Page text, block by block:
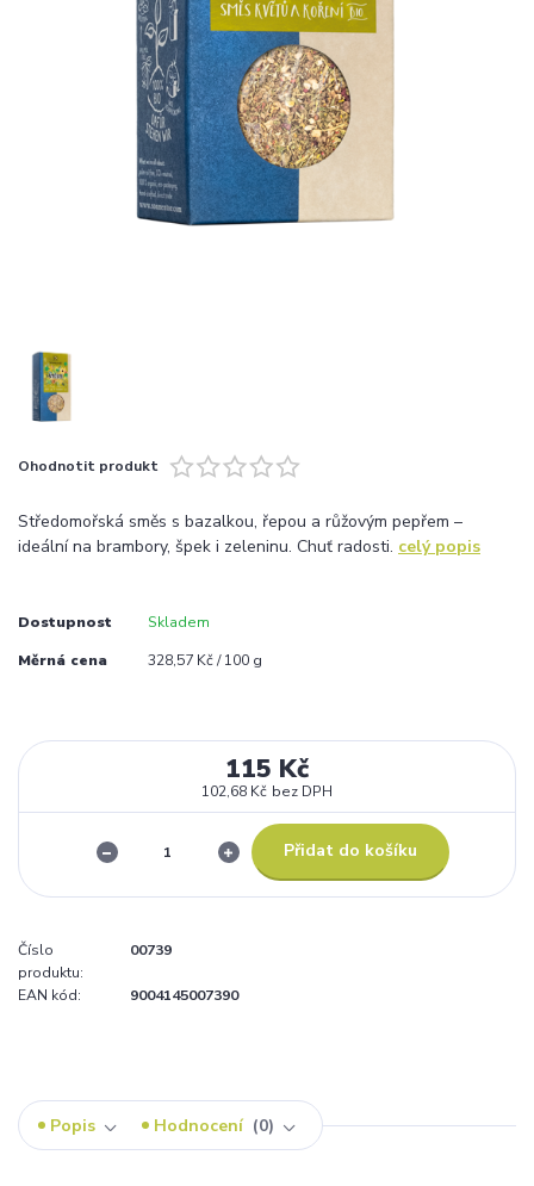
Ohodnotit produkt
Středomořská směs s bazalkou, řepou a růžovým pepřem –
ideální na brambory, špek i zeleninu. Chuť radosti. celý popis
Dostupnost Skladem
Měrná cena 328,57 Kč / 100 g
115 Kč
102,68 Kč bez DPH
Přidat do košíku
Číslo
produktu:
00739
EAN kód: 9004145007390
Popis Hodnocení 0